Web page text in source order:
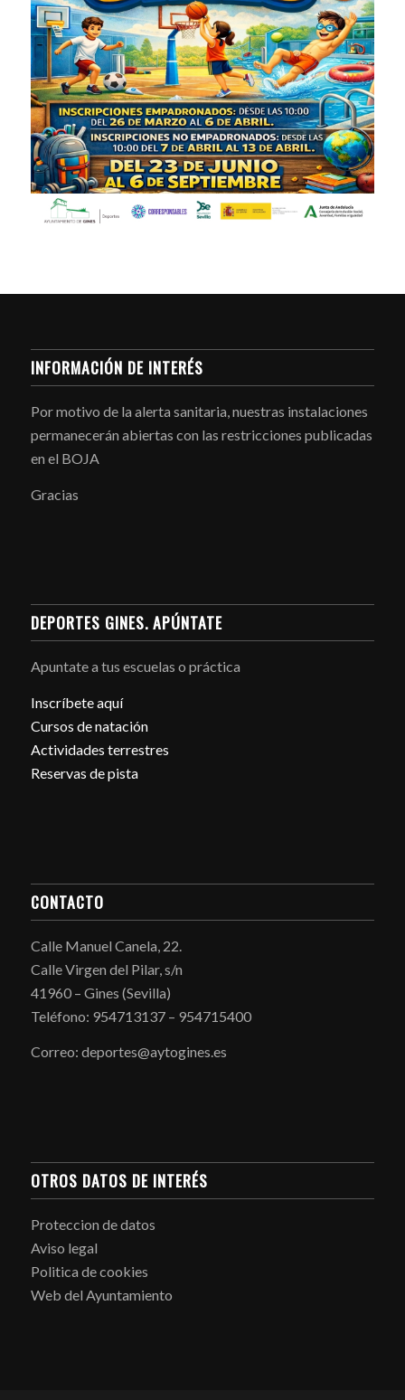
INFORMACIÓN DE INTERÉS
Por motivo de la alerta sanitaria, nuestras instalaciones
permanecerán abiertas con las restricciones publicadas
en el BOJA
Gracias
DEPORTES GINES. APÚNTATE
Apuntate a tus escuelas o práctica
Inscríbete aquí
Cursos de natación
Actividades terrestres
Reservas de pista
CONTACTO
Calle Manuel Canela, 22.
Calle Virgen del Pilar, s/n
41960 – Gines (Sevilla)
Teléfono: 954713137 – 954715400
Correo: deportes@aytogines.es
OTROS DATOS DE INTERÉS
Proteccion de datos
Aviso legal
Politica de cookies
Web del Ayuntamiento